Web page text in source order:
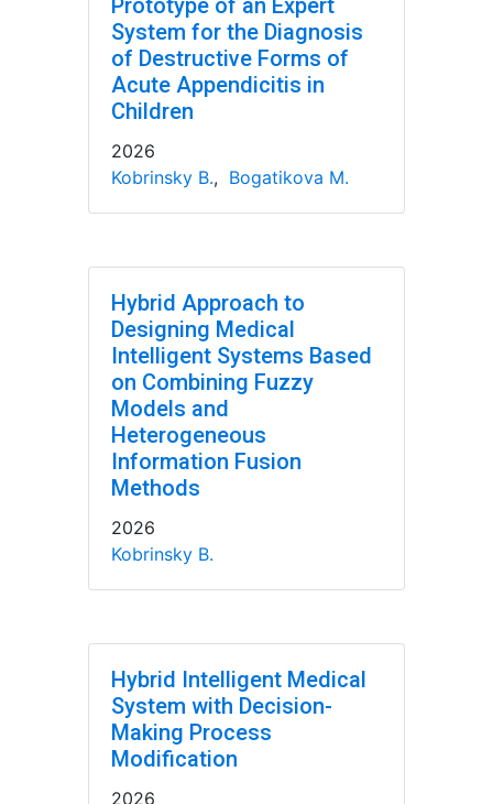
Prototype of an Expert
System for the Diagnosis
of Destructive Forms of
Acute Appendicitis in
Children
2026
Kobrinsky B., Bogatikova M.
Hybrid Approach to
Designing Medical
Intelligent Systems Based
on Combining Fuzzy
Models and
Heterogeneous
Information Fusion
Methods
2026
Kobrinsky B.
Hybrid Intelligent Medical
System with Decision-
Making Process
Modification
2026